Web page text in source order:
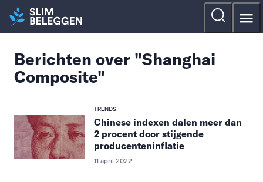
Berichten over "Shanghai
Composite"
TRENDS
Chinese indexen dalen meer dan
2 procent door stijgende
producenteninflatie
11 april 2022